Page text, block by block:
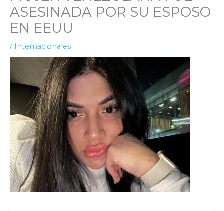
ASESINADA POR SU ESPOSO
EN EEUU
/ Internacionales